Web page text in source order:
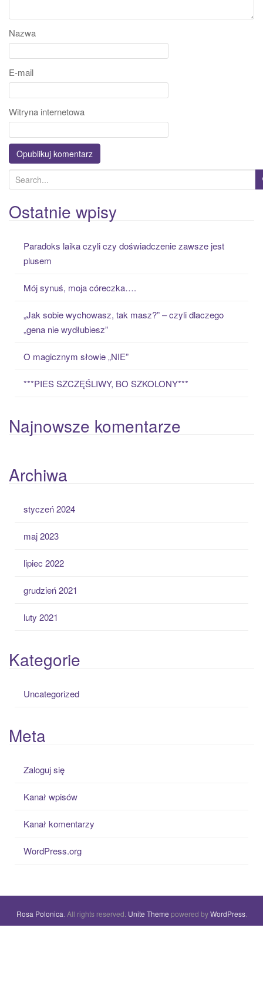
Nazwa
E-mail
Witryna internetowa
e
a
r
Ostatnie wpisy
Paradoks laika czyli czy doświadczenie zawsze jest
plusem
Mój synuś, moja córeczka….
„Jak sobie wychowasz, tak masz?” – czyli dlaczego
„gena nie wydłubiesz”
O magicznym słowie „NIE”
***PIES SZCZĘŚLIWY, BO SZKOLONY***
Najnowsze komentarze
Archiwa
styczeń 2024
maj 2023
lipiec 2022
grudzień 2021
luty 2021
Kategorie
Uncategorized
Meta
Zaloguj się
Kanał wpisów
Kanał komentarzy
WordPress.org
Rosa Polonica . All rights reserved. Unite Theme powered byWordPress.